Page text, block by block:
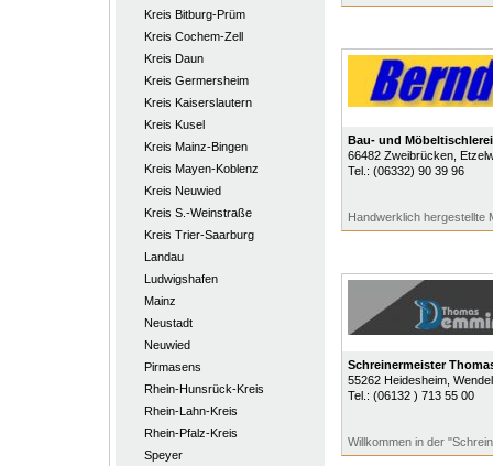
Kreis Bitburg-Prüm
Kreis Cochem-Zell
Kreis Daun
Kreis Germersheim
Kreis Kaiserslautern
Kreis Kusel
Kreis Mainz-Bingen
Kreis Mayen-Koblenz
Kreis Neuwied
Kreis S.-Weinstraße
Kreis Trier-Saarburg
Landau
Ludwigshafen
Mainz
Neustadt
Neuwied
Pirmasens
Rhein-Hunsrück-Kreis
Rhein-Lahn-Kreis
Rhein-Pfalz-Kreis
Speyer
Bau- und
66482 Zweibrücken,
Tel.: (06332) 90 39 96
Handwerklich hergestellte
Schreinermeister
55262 Heidesheim,
Tel.: (06132 ) 713 55 00
Willkommen in der